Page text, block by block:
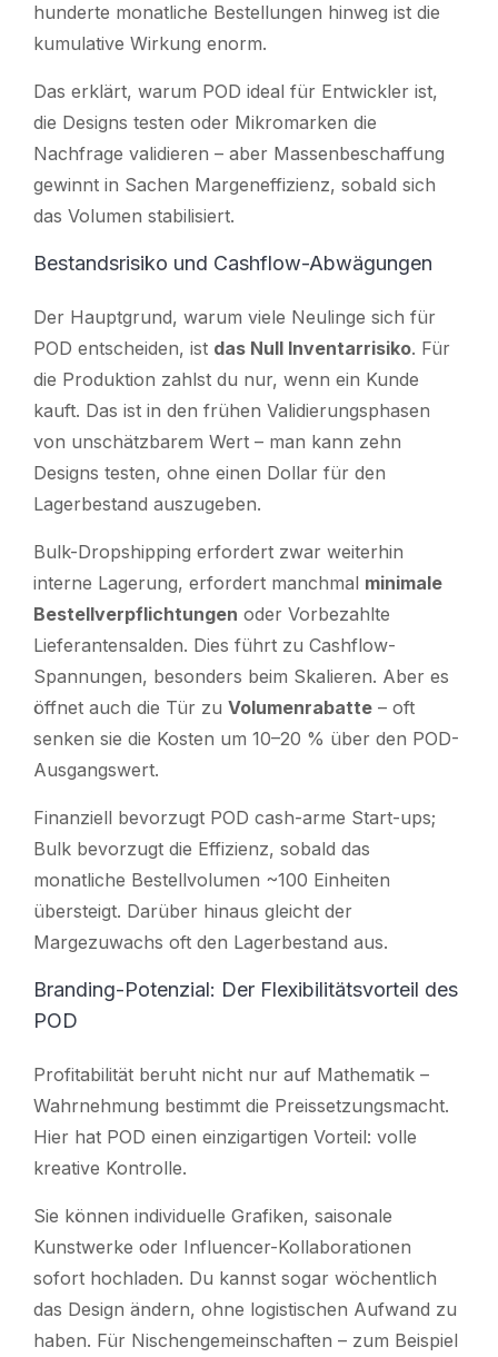
hunderte monatliche Bestellungen hinweg ist die
kumulative Wirkung enorm.
Das erklärt, warum POD ideal für Entwickler ist,
die Designs testen oder Mikromarken die
Nachfrage validieren – aber Massenbeschaffung
gewinnt in Sachen Margeneffizienz, sobald sich
das Volumen stabilisiert.
Bestandsrisiko und Cashflow-Abwägungen
Der Hauptgrund, warum viele Neulinge sich für
POD entscheiden, ist das Null Inventarrisiko. Für
die Produktion zahlst du nur, wenn ein Kunde
kauft. Das ist in den frühen Validierungsphasen
von unschätzbarem Wert – man kann zehn
Designs testen, ohne einen Dollar für den
Lagerbestand auszugeben.
Bulk-Dropshipping erfordert zwar weiterhin
interne Lagerung, erfordert manchmal minimale
Bestellverpflichtungen oder Vorbezahlte
Lieferantensalden. Dies führt zu Cashflow-
Spannungen, besonders beim Skalieren. Aber es
öffnet auch die Tür zu Volumenrabatte – oft
senken sie die Kosten um 10–20 % über den POD-
Ausgangswert.
Finanziell bevorzugt POD cash-arme Start-ups;
Bulk bevorzugt die Effizienz, sobald das
monatliche Bestellvolumen ~100 Einheiten
übersteigt. Darüber hinaus gleicht der
Margezuwachs oft den Lagerbestand aus.
Branding-Potenzial: Der Flexibilitätsvorteil des
POD
Profitabilität beruht nicht nur auf Mathematik –
Wahrnehmung bestimmt die Preissetzungsmacht.
Hier hat POD einen einzigartigen Vorteil: volle
kreative Kontrolle.
Sie können individuelle Grafiken, saisonale
Kunstwerke oder Influencer-Kollaborationen
sofort hochladen. Du kannst sogar wöchentlich
das Design ändern, ohne logistischen Aufwand zu
haben. Für Nischengemeinschaften – zum Beispiel